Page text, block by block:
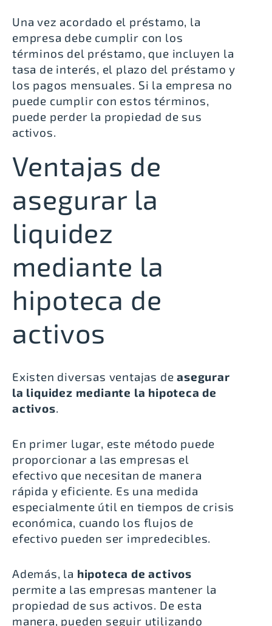
Una vez acordado el préstamo, la
empresa debe cumplir con los
términos del préstamo, que incluyen la
tasa de interés, el plazo del préstamo y
los pagos mensuales. Si la empresa no
puede cumplir con estos términos,
puede perder la propiedad de sus
activos.
Ventajas de
asegurar la
liquidez
mediante la
hipoteca de
activos
Existen diversas ventajas deasegurar
la liquidez mediante la hipoteca de
activos.
En primer lugar, este método puede
proporcionar a las empresas el
efectivo que necesitan de manera
rápida y eficiente. Es una medida
especialmente útil en tiempos de crisis
económica, cuando los flujos de
efectivo pueden ser impredecibles.
Además, la hipoteca de activos
permite a las empresas mantener la
propiedad de sus activos. De esta
manera, pueden seguir utilizando